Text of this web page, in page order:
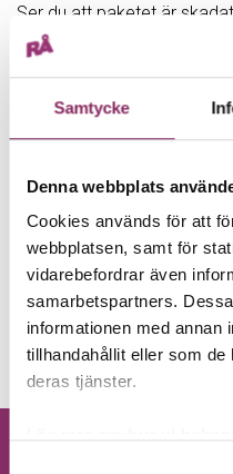
Samtycke
Denna webbplats
Cookies används för att
webbplatsen, samt för
vidarebefordrar även
samarbetspartners.
informationen med annan
tillhandahållit eller som
deras tjänster.
Ser du att paketet är
inte emot det. Låt det
kundtjänst, så skickar vi ett
Har du hunnit ta emot
paketet och eventuellt
för att kunna hjälpa dig.
Kontakta kundtjänst →
← TILLBAKA
Behöver du mer hjälp?